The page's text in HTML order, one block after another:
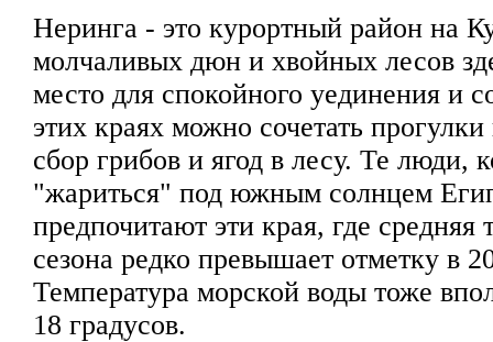
Неринга - это курортный район на
молчаливых дюн и хвойных лесов
место для спокойного уединения и
этих краях можно сочетать
сбор грибов и ягод в лесу. Те люди,
"жариться" под южным солнцем
предпочитают эти края, где средняя
сезона редко превышает отметку в
Температура морской воды тоже
18 градусов.